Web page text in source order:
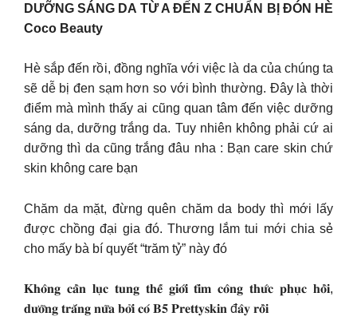
DƯỠNG SÁNG DA TỪ A ĐẾN Z CHUẨN BỊ ĐÓN HÈ
Coco Beauty
Hè sắp đến rồi, đồng nghĩa với việc là da của chúng ta
sẽ dễ bị đen sạm hơn so với bình thường. Đây là thời
điểm mà mình thấy ai cũng quan tâm đến việc dưỡng
sáng da, dưỡng trắng da. Tuy nhiên không phải cứ ai
dưỡng thì da cũng trắng đâu nha : Bạn care skin chứ
skin không care bạn
Chăm da mặt, đừng quên chăm da body thì mới lấy
được chồng đại gia đó. Thương lắm tui mới chia sẻ
cho mấy bà bí quyết “trăm tỷ” này đó
𝐊𝐡𝐨̂𝐧𝐠 𝐜𝐚̂̀𝐧 𝐥𝐮̣𝐜 𝐭𝐮𝐧𝐠 𝐭𝐡𝐞̂́ 𝐠𝐢𝐨̛́𝐢 𝐭𝐢̀𝐦 𝐜𝐨̂𝐧𝐠 𝐭𝐡𝐮̛́𝐜 𝐩𝐡𝐮̣𝐜 𝐡𝐨̂̀𝐢,
𝐝𝐮̛𝐨̛̃𝐧𝐠 𝐭𝐫𝐚̆́𝐧𝐠 𝐧𝐮̛̃𝐚 𝐛𝐨̛̉𝐢 𝐜𝐨́ 𝐁𝟓 𝐏𝐫𝐞𝐭𝐭𝐲𝐬𝐤𝐢𝐧 đ𝐚̂𝐲 𝐫𝐨̂̀𝐢